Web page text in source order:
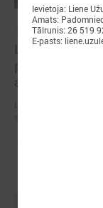
2026. gada 09. jūlijs
LPS:
Ievietoja: Liene
Amats:
Tālrunis: 26 519
E-pasts: